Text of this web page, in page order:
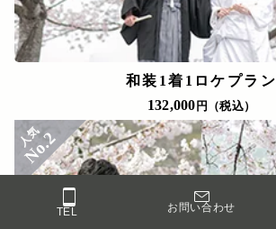
TEL お問い合わせ
和装1着1ロケプラン
132,000円（税込）
人気
No.2